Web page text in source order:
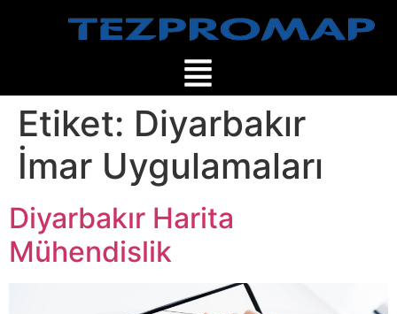
Etiket: Diyarbakır
İmar Uygulamaları
Diyarbakır Harita
Mühendislik